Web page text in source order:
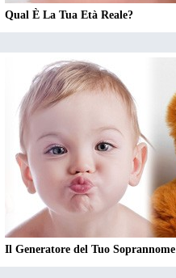
Qual È La Tua Età Reale?
Il Generatore del Tuo Soprannome